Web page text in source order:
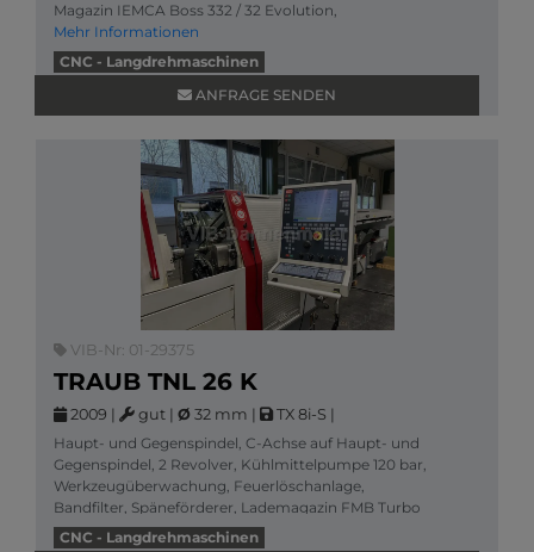
Magazin IEMCA Boss 332 / 32 Evolution,
Mehr Informationen
CNC - Langdrehmaschinen
ANFRAGE SENDEN
VIB-Nr: 01-29375
TRAUB TNL 26 K
2009 | gut | Ø 32 mm | TX 8i-S |
Haupt- und Gegenspindel, C-Achse auf Haupt- und
Gegenspindel, 2 Revolver, Kühlmittelpumpe 120 bar,
Werkzeugüberwachung, Feuerlöschanlage,
Bandfilter, Späneförderer, Lademagazin FMB Turbo
3-36 / 3
CNC - Langdrehmaschinen